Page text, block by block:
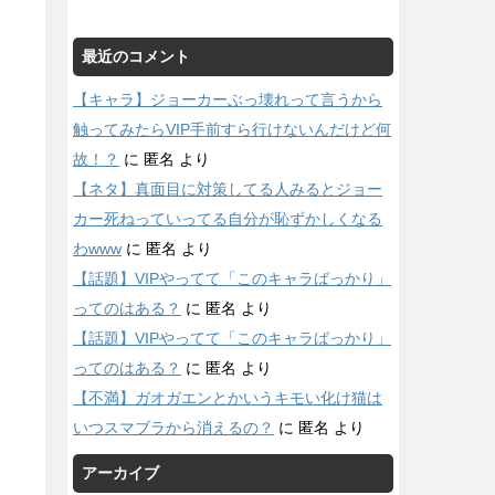
最近のコメント
【キャラ】ジョーカーぶっ壊れって言うから
触ってみたらVIP手前すら行けないんだけど何
故！？ に 匿名 より
【ネタ】真面目に対策してる人みるとジョー
カー死ねっていってる自分が恥ずかしくなる
わwww に 匿名 より
【話題】VIPやってて「このキャラばっかり」
ってのはある？ に 匿名 より
【話題】VIPやってて「このキャラばっかり」
ってのはある？ に 匿名 より
【不満】ガオガエンとかいうキモい化け猫は
いつスマブラから消えるの？ に 匿名 より
アーカイブ